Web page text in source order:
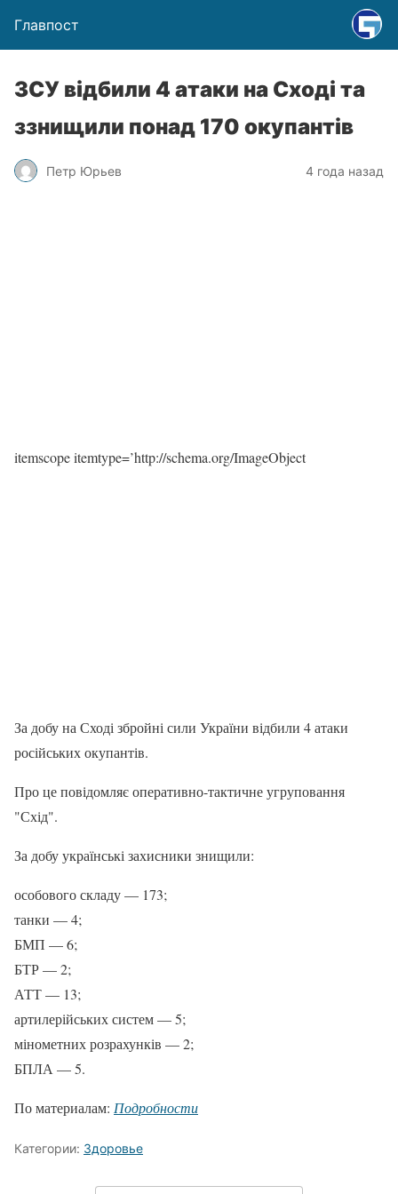
Главпост
ЗСУ відбили 4 атаки на Сході та
ззнищили понад 170 окупантів
Петр Юрьев 4 года назад
itemscope itemtype=’http://schema.org/ImageObject
За добу на Сході збройні сили України відбили 4 атаки
російських окупантів.
Про це повідомляє оперативно-тактичне угруповання
"Схід".
За добу українські захисники знищили:
особового складу — 173;
танки — 4;
БМП — 6;
БТР — 2;
АТТ — 13;
артилерійських систем — 5;
мінометних розрахунків — 2;
БПЛА — 5.
По материалам: Подробности
Категории: Здоровье